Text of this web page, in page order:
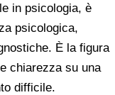
in psicologia, è
psicologica,
È la figura
chiarezza su una
difficile.